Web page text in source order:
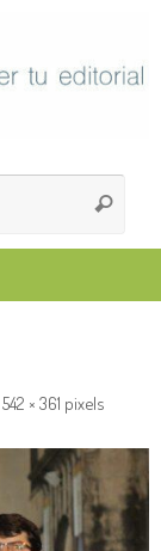
Buscar
542 × 361 pixels